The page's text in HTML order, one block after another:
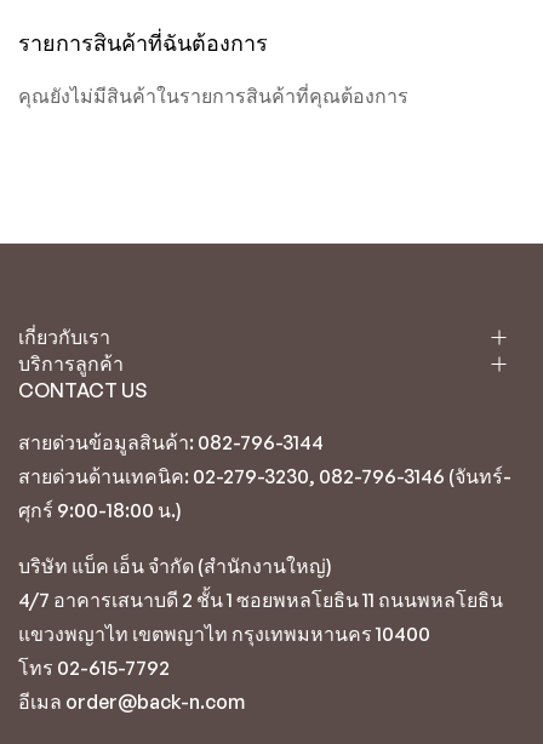
รายการสินค้าที่ฉันต้องการ
คุณยังไม่มีสินค้าในรายการสินค้าที่คุณต้องการ
เกี่ยวกับเรา
บริการลูกค้า
CONTACT US
สายด่วนข้อมูลสินค้า: 082-796-3144
สายด่วนด้านเทคนิค: 02-279-3230, 082-796-3146 (จันทร์-
ศุกร์ 9:00-18:00 น.)
บริษัท แบ็ค เอ็น จำกัด (สำนักงานใหญ่)
4/7 อาคารเสนาบดี 2 ชั้น 1 ซอยพหลโยธิน 11 ถนนพหลโยธิน
แขวงพญาไท เขตพญาไท กรุงเทพมหานคร 10400
โทร 02-615-7792
อีเมล order@back-n.com